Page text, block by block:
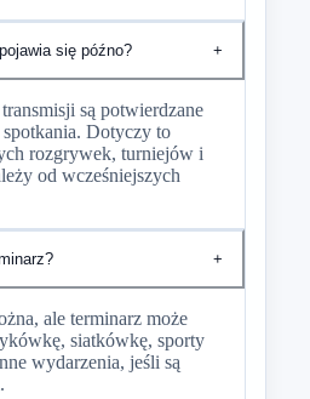
się późno? +
są potwierdzane
Dotyczy to
rozgrywek, turniejów i
od wcześniejszych
+
ale terminarz może
siatkówkę, sporty
wydarzenia, jeśli są